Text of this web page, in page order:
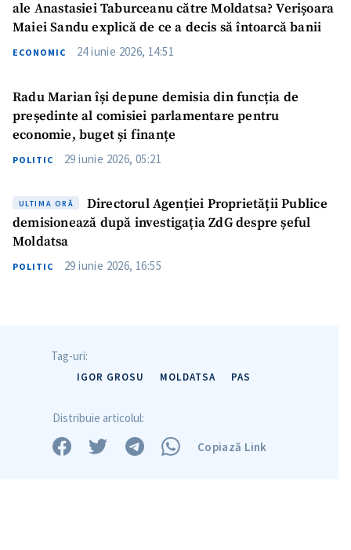
ale Anastasiei Taburceanu către Moldatsa? Verișoara
Maiei Sandu explică de ce a decis să întoarcă banii
ECONOMIC 24 iunie 2026, 14:51
Radu Marian își depune demisia din funcția de
președinte al comisiei parlamentare pentru
economie, buget și finanțe
POLITIC 29 iunie 2026, 05:21
ULTIMA ORĂ
Directorul Agenției Proprietății Publice
demisionează după investigația ZdG despre șeful
Moldatsa
POLITIC 29 iunie 2026, 16:55
Tag-uri:
IGOR GROSU MOLDATSA PAS
Distribuie articolul:
Copiază Link
ȘTIREA MEA